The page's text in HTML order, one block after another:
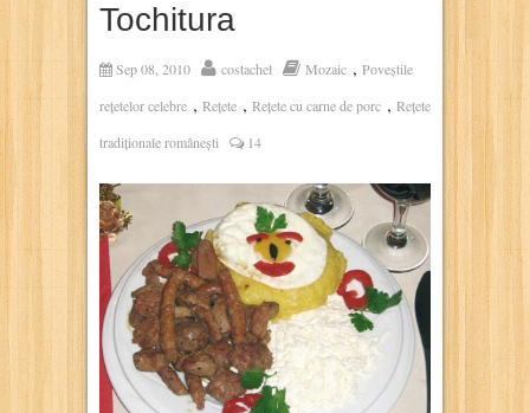
Tochitura
Sep 08, 2010 costachel Mozaic , Poveștile
rețetelor celebre , Rețete , Rețete cu carne de porc , Rețete
tradiționale românești
14